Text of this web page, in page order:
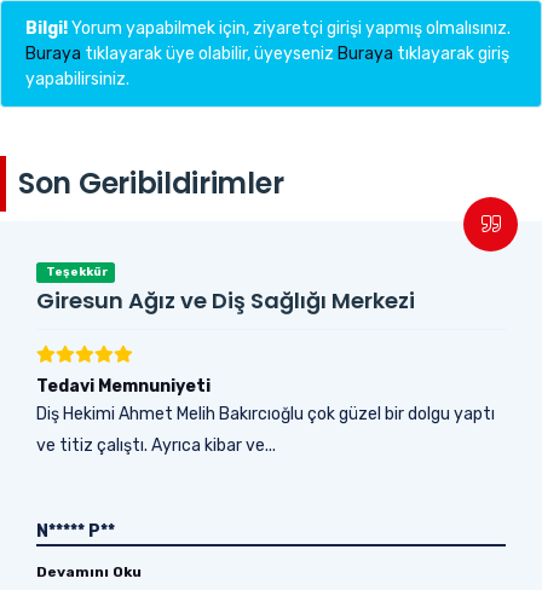
Bilgi!Yorum yapabilmek için, ziyaretçi girişi yapmış olmalısınız.
Buraya tıklayarak üye olabilir, üyeyseniz Buraya tıklayarak giriş
yapabilirsiniz.
Son Geribildirimler
Teşekkür
Giresun Ağız ve Diş Sağlığı Merkezi
Tedavi Memnuniyeti
Diş Hekimi Ahmet Melih Bakırcıoğlu çok güzel bir dolgu yaptı
ve titiz çalıştı. Ayrıca kibar ve...
N***** P**
Devamını Oku